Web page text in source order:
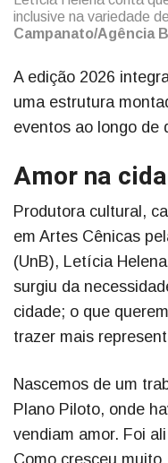
inclusive na variedade
Campanato/Agência
A edição 2026
uma estrutura
eventos ao longo de
Amor na
Produtora cultural,
em Artes Cênicas
(UnB), Letícia
surgiu da
cidade; o que
trazer mais
Nascemos de um
Plano Piloto, onde
vendiam amor. Foi